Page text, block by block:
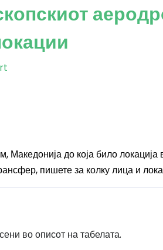
Македонија до која било
пишете за колку лица и
во описот на табелата.